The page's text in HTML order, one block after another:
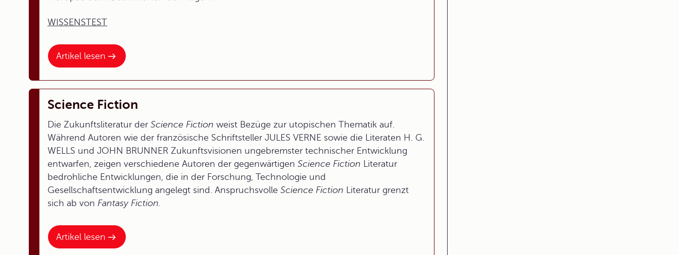
Artikel lesen
WISSENSTEST
Artikel lesen
Science Fiction
Die Zukunftsliteratur der Science Fiction weist Bezüge zur utopischen Thematik auf.
Während Autoren wie der französische Schriftsteller JULES VERNE sowie die Literaten H. G.
WELLS und JOHN BRUNNER Zukunftsvisionen ungebremster technischer Entwicklung
entwarfen, zeigen verschiedene Autoren der gegenwärtigen Science Fiction Literatur
bedrohliche Entwicklungen, die in der Forschung, Technologie und
Gesellschaftsentwicklung angelegt sind. Anspruchsvolle Science Fiction Literatur grenzt
sich ab von Fantasy Fiction.